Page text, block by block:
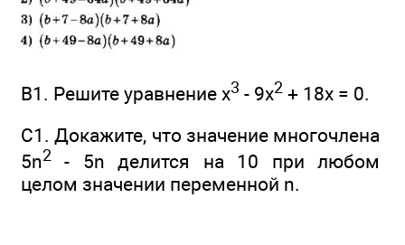
В1. Решите уравнение х3 - 9х2 + 18х = 0.
С1. Докажите, что значение многочлена
5n2
- 5n делится на 10 при любом
целом значении переменной n.